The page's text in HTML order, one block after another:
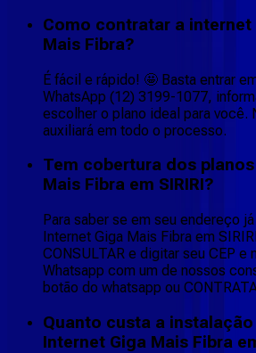
Como contratar a internet
Mais Fibra?
É fácil e rápido! 🤩 Basta entrar
WhatsApp (12) 3199-1077,
escolher o plano ideal para você.
auxiliará em todo o processo.
Tem cobertura dos
Mais Fibra em SIRIRI?
Para saber se em seu endereço
Internet Giga Mais Fibra em
CONSULTAR e digitar seu CEP e
Whatsapp com um de nossos
botão do whatsapp ou
Quanto custa a
Internet Giga Mais Fibra